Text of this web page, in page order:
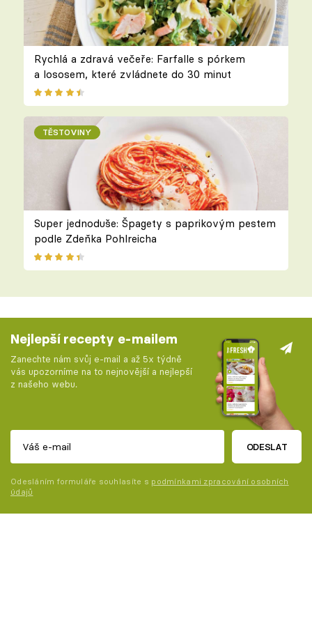
Rychlá a zdravá večeře: Farfalle s pórkem
a lososem, které zvládnete do 30 minut
TĚSTOVINY
Super jednoduše: Špagety s paprikovým pestem
podle Zdeňka Pohlreicha
Nejlepší recepty e-mailem
Zanechte nám svůj e-mail a až 5x týdně
vás upozorníme na to nejnovější a nejlepší
z našeho webu.
ODESLAT
Odesláním formuláře souhlasíte s podmínkami zpracování osobních
údajů